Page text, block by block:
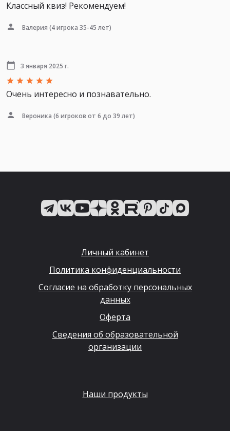
Классный квиз! Рекомендуем!
Валерия (4 игрока 35-45 лет)
3 января 2025 г.
Очень интересно и познавательно.
Вероника (6 игроков от 6 до 39 лет)
Личный кабинет
Политика конфиденциальности
Согласие на обработку персональных
данных
Оферта
Сведения об образовательной
организации
Наши продукты